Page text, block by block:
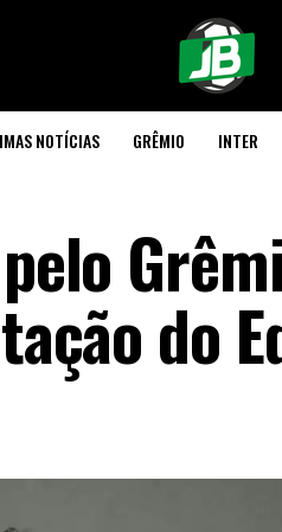
NOTÍCIAS GRÊMIO INTER
do